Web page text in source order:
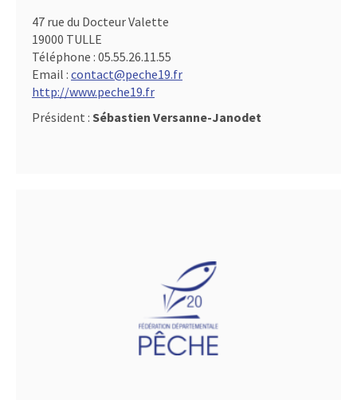
47 rue du Docteur Valette
19000 TULLE
Téléphone : 05.55.26.11.55
Email : contact@peche19.fr
http://www.peche19.fr
Président : Sébastien Versanne-Janodet